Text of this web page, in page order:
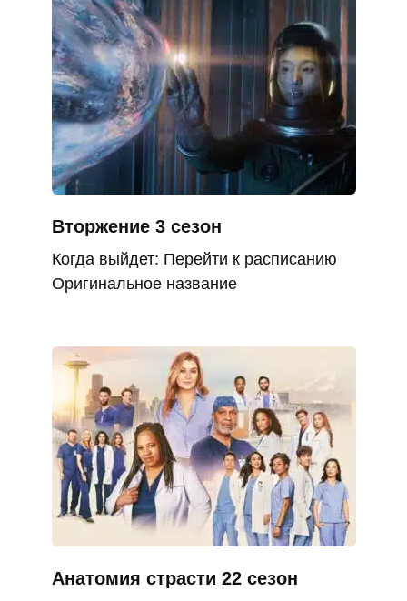
Вторжение 3 сезон
Когда выйдет: Перейти к расписанию
Оригинальное название
Анатомия страсти 22 сезон